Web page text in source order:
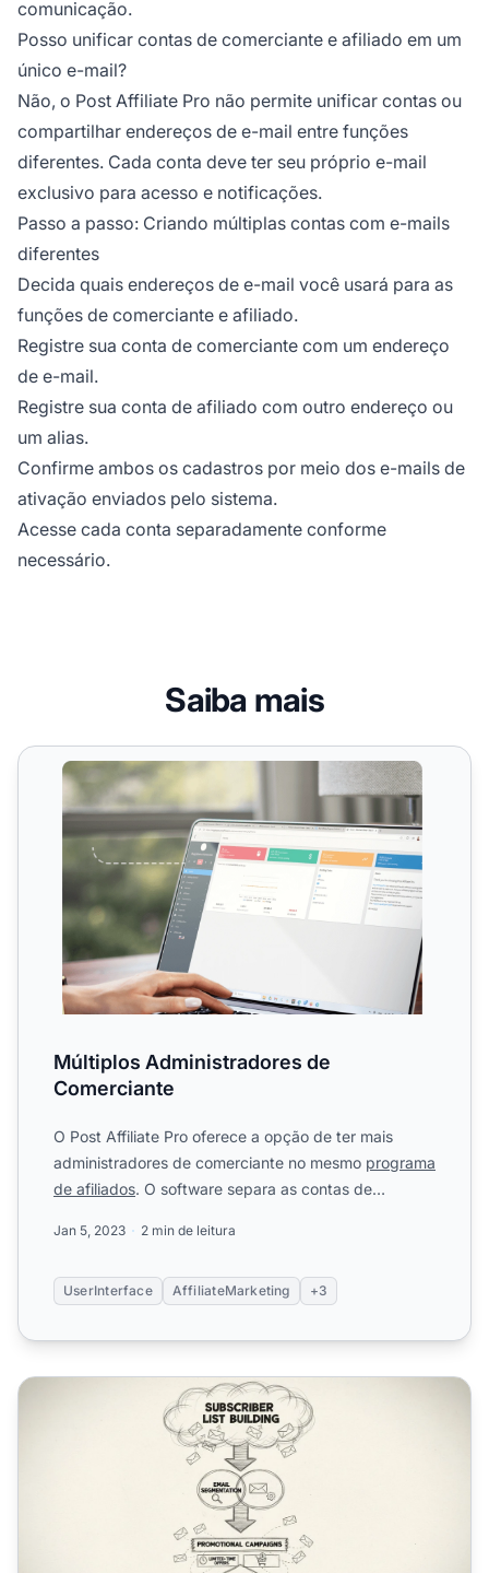
comunicação.
Posso unificar contas de comerciante e afiliado em um
único e-mail?
Não, o Post Affiliate Pro não permite unificar contas ou
compartilhar endereços de e-mail entre funções
diferentes. Cada conta deve ter seu próprio e-mail
exclusivo para acesso e notificações.
Passo a passo: Criando múltiplas contas com e-mails
diferentes
Decida quais endereços de e-mail você usará para as
funções de comerciante e afiliado.
Registre sua conta de comerciante com um endereço
de e-mail.
Registre sua conta de afiliado com outro endereço ou
um alias.
Confirme ambos os cadastros por meio dos e-mails de
ativação enviados pelo sistema.
Acesse cada conta separadamente conforme
necessário.
Saiba mais
Múltiplos Administradores de Comerciante
Múltiplos Administradores de
Comerciante
O Post Affiliate Pro oferece a opção de ter mais
administradores de comerciante no mesmo programa
de afiliados. O software separa as contas de
Jan 5, 2023 2 min de leitura
UserInterface AffiliateMarketing +3
Como Exportar Todos os Endereços de E-mail de